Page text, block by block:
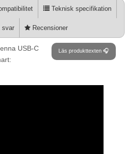
Teknisk specifikation
svar Recensioner
Läs produkttexten 🎧
USB-C